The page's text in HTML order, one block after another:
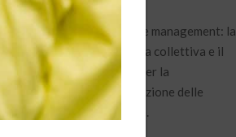
visione
Knowledge management: la
conoscenza collettiva e il
percorso per la
capitalizzazione delle
esperienze.